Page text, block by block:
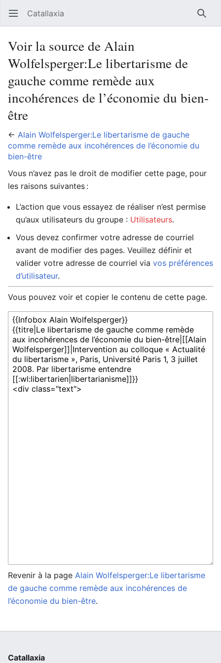
Ouvrir le menu principal Catallaxia
Voir la source de Alain
Wolfelsperger:Le libertarisme de
gauche comme remède aux
incohérences de l’économie du bien-
être
← Alain Wolfelsperger:Le libertarisme de gauche
comme remède aux incohérences de l’économie du
bien-être
Vous n’avez pas le droit de modifier cette page, pour
les raisons suivantes :
L’action que vous essayez de réaliser n’est permise
qu’aux utilisateurs du groupe : Utilisateurs.
Vous devez confirmer votre adresse de courriel
avant de modifier des pages. Veuillez définir et
valider votre adresse de courriel via vos préférences
d’utilisateur.
Vous pouvez voir et copier le contenu de cette page.
Revenir à la page Alain Wolfelsperger:Le libertarisme
de gauche comme remède aux incohérences de
l’économie du bien-être.
Catallaxia